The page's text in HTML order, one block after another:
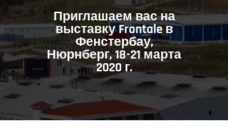
Приглашаем вас на
выставку Frontale в
Фенстербау,
Нюрнберг, 18-21 марта
2020 г.